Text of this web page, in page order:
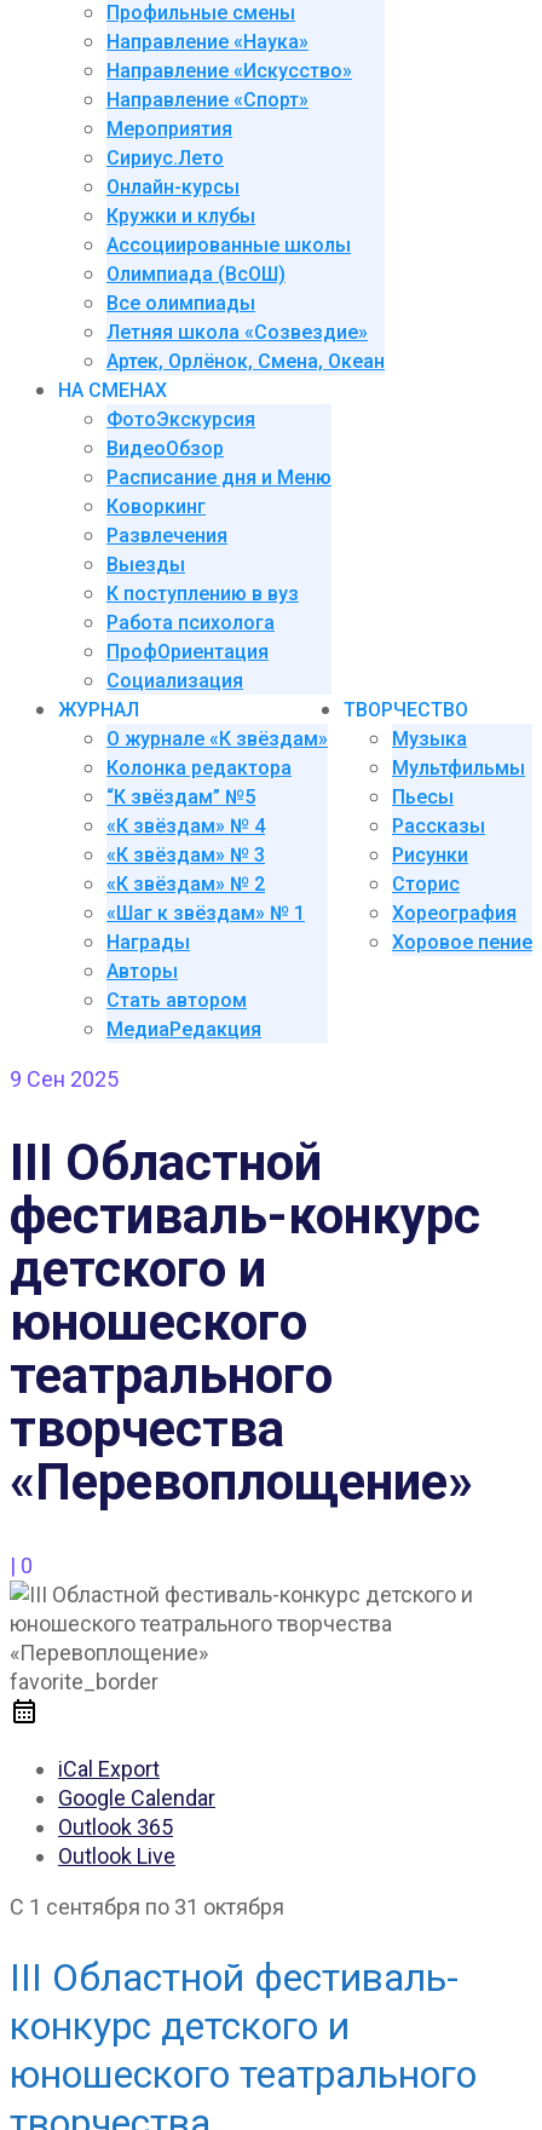
Профильные смены
Направление «Наука»
Направление «Искусство»
Направление «Спорт»
Мероприятия
Сириус.Лето
Онлайн-курсы
Кружки и клубы
Ассоциированные школы
Олимпиада (ВсОШ)
Все олимпиады
Летняя школа «Созвездие»
Артек, Орлёнок, Смена, Океан
НА СМЕНАХ
ФотоЭкскурсия
ВидеоОбзор
Расписание дня и Меню
Коворкинг
Развлечения
Выезды
К поступлению в вуз
Работа психолога
ПрофОриентация
Социализация
ЖУРНАЛ
О журнале «К звёздам»
Колонка редактора
“К звёздам” №5
«К звёздам» № 4
«К звёздам» № 3
«К звёздам» № 2
«Шаг к звёздам» № 1
Награды
Авторы
Стать автором
МедиаРедакция
ТВОРЧЕСТВО
Музыка
Мультфильмы
Пьесы
Рассказы
Рисунки
Сторис
Хореография
Хоровое пение
9 Сен 2025
III Областной
фестиваль-конкурс
детского и
юношеского
театрального
творчества
«Перевоплощение»
| 0
favorite_border
iCal Export
Google Calendar
Outlook 365
Outlook Live
С 1 сентября по 31 октября
III Областной фестиваль-
конкурс детского и
юношеского театрального